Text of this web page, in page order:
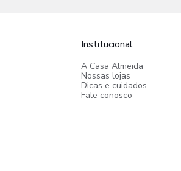
Institucional
A Casa Almeida
Nossas lojas
Dicas e cuidados
Fale conosco